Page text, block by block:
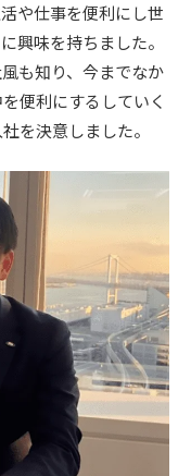
や仕事を便利にし世
興味を持ちました。
も知り、今までなか
便利にするしていく
を決意しました。